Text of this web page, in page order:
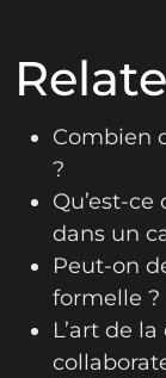
Combien
?
Qu’est-
dans un
Peut-on
formelle ?
L’art de